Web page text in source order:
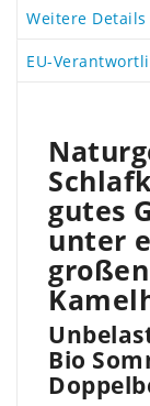
Weitere Details
EU-
gutes
unter
Bio